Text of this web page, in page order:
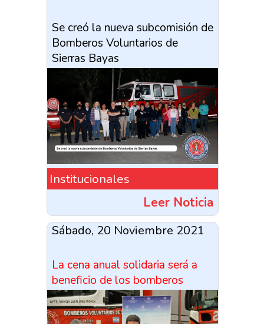
Se creó la nueva subcomisión de
Bomberos Voluntarios de
Sierras Bayas
Institucionales
Leer Noticia
Sábado, 20 Noviembre 2021
La cena anual solidaria será a
beneficio de los bomberos